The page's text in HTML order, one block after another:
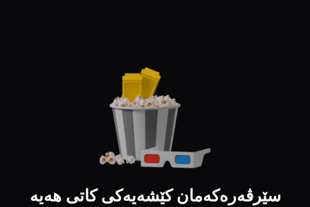
سێرڤەرەکەمان کێشەیەکی کاتی هەیە